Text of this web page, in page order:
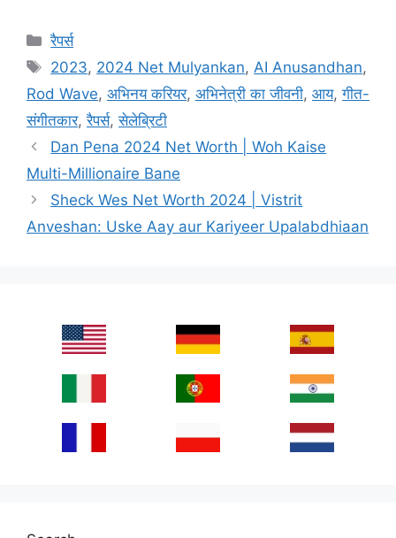
Categories
रैपर्स
Tags
2023, 2024 Net Mulyankan, AI Anusandhan,
Rod Wave, अभिनय करियर, अभिनेत्री का जीवनी, आय,गीत-
संगीतकार,रैपर्स,सेलेब्रिटी
Dan Pena 2024 Net Worth | Woh Kaise
Multi-Millionaire Bane
Sheck Wes Net Worth 2024 | Vistrit
Anveshan: Uske Aay aur Kariyeer Upalabdhiaan